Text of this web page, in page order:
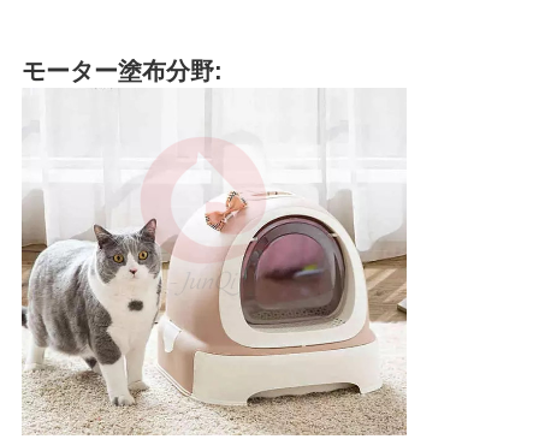
モーター塗布分野: